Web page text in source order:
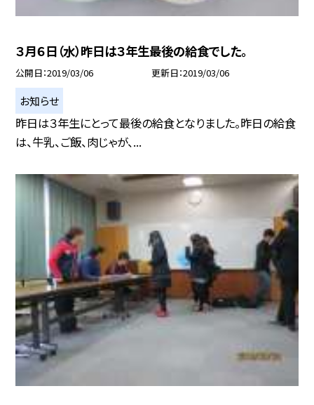
３月６日（水）昨日は３年生最後の給食でした。
公開日 2019/03/06 更新日 2019/03/06
お知らせ
昨日は３年生にとって最後の給食となりました。昨日の給食
は、牛乳、ご飯、肉じゃが、...